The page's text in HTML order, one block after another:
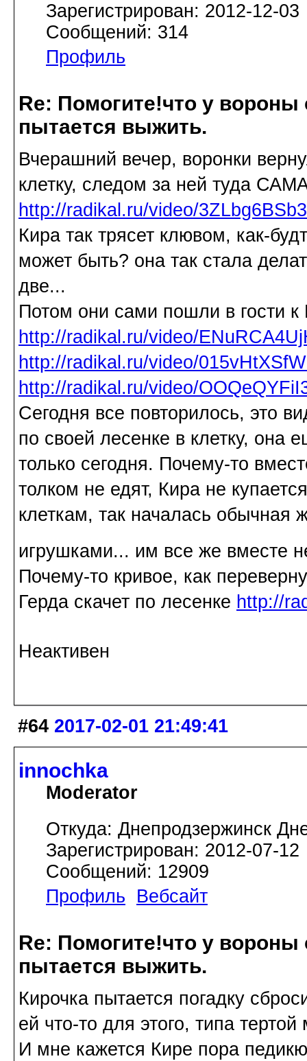
Зарегистрирован: 2012-12-03
Сообщений: 314
Профиль
Re: Помогите!что у
пытается выжить.
Вчерашний вечер, воронки
клетку, следом за ней туда
http://radikal.ru/video/
Кира так трясет клювом, как-
может быть? она так стала
две...
Потом они сами пошли в гости к
http://radikal.ru/video/
http://radikal.ru/video/
http://radikal.ru/video/
Сегодня все повторилось, это
по своей лесенке в клетку, она
только сегодня. Почему-то
толком не едят, Кира не
клеткам, так началась обычная
игрушками... им все же вместе
Почему-то кривое, как
Герда скачет по лесенке http://
Неактивен
#64 2017-02-01 21:49:41
innochka
Moderator
Откуда: Днепродзержинск
Зарегистрирован: 2012-07-12
Сообщений: 12909
Профиль
Вебсайт
Re: Помогите!что у
пытается выжить.
Кирочка пытается погадку
ей что-то для этого, типа тертой
И мне кажется Кире пора